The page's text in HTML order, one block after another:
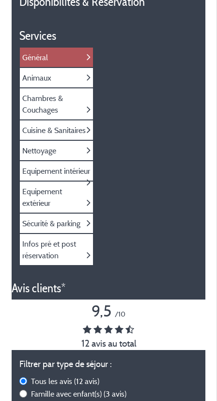
Services
Général
Animaux
Chambres &
Couchages
Cuisine & Sanitaires
Nettoyage
Equipement intérieur
Equipement
extérieur
Sécurité & parking
Infos pré et post
réservation
Avis clients*
9,5 /10
12 avis au total
Filtrer par type de séjour :
Tous les avis (12 avis)
Famille avec enfant(s) (3 avis)